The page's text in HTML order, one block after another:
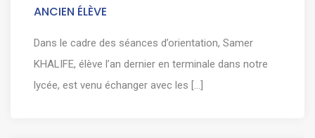
ANCIEN ÉLÈVE
Dans le cadre des séances d’orientation, Samer
KHALIFE, élève l’an dernier en terminale dans notre
lycée, est venu échanger avec les [...]